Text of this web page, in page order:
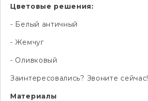
Цветовые решения:
- Белый античный
- Жемчуг
- Оливковый
Заинтересовались? Звоните сейчас!
Материалы